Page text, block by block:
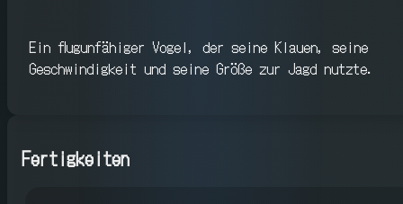
Ein flugunfähiger Vogel, der seine Klauen, seine
Geschwindigkeit und seine Größe zur Jagd nutzte.
Fertigkeiten